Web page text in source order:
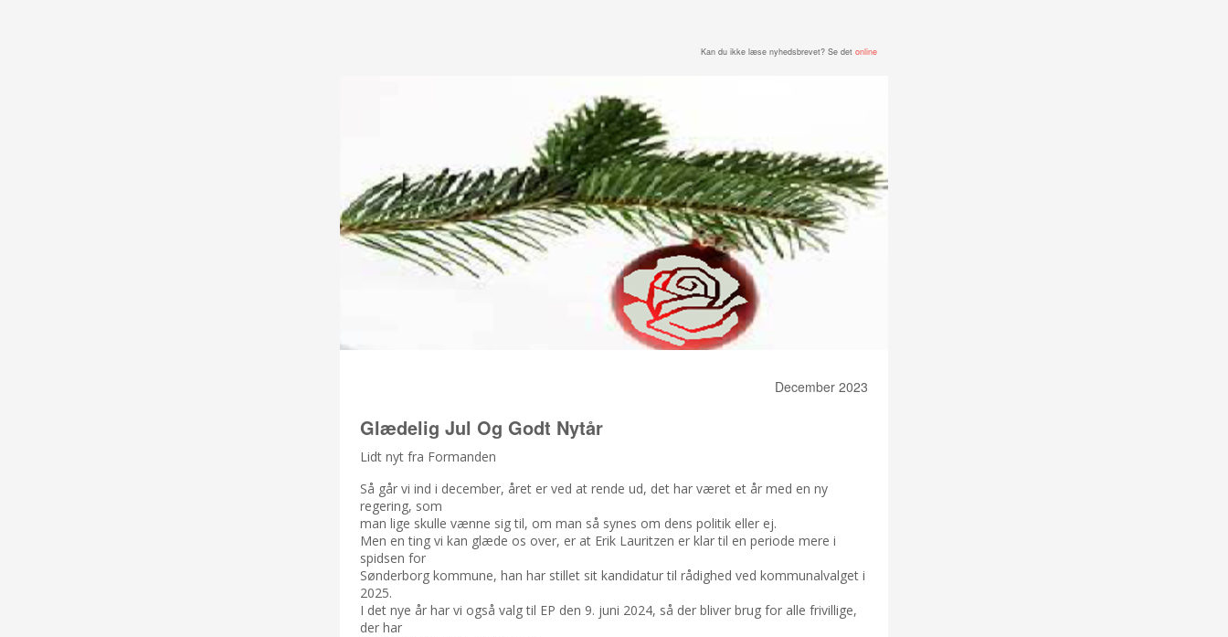
Kan du ikke læse nyhedsbrevet? Se det online
December 2023
Glædelig Jul Og Godt Nytår
Lidt nyt fra Formanden
Så går vi ind i december, året er ved at rende ud, det har været et år med en ny
regering, som
man lige skulle vænne sig til, om man så synes om dens politik eller ej.
Men en ting vi kan glæde os over, er at Erik Lauritzen er klar til en periode mere i
spidsen for
Sønderborg kommune, han har stillet sit kandidatur til rådighed ved kommunalvalget i
2025.
I det nye år har vi også valg til EP den 9. juni 2024, så der bliver brug for alle frivillige,
der har